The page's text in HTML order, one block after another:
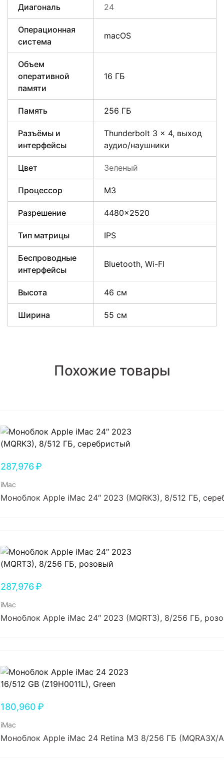
Диагональ 24
Операционная
система
macOS
Объем
оперативной
памяти
16 ГБ
Память 256 ГБ
Разъёмы и
интерфейсы
Thunderbolt 3 x 4, выход
аудио/наушники
Цвет Зеленый
Процессор M3
Разрешение 4480×2520
Тип матрицы IPS
Беспроводные
интерфейсы
Bluetooth, Wi-FI
Высота 46 см
Ширина 55 см
Похожие товары
287,976₽
iMac
Моноблок Apple iMac 24″ 2023 (MQRK3), 8/512 ГБ,
287,976₽
iMac
Моноблок Apple iMac 24″ 2023 (MQRT3), 8/256 ГБ,
180,960₽
iMac
Моноблок Apple iMac 24 Retina M3 8/256 ГБ (MQRA3X/